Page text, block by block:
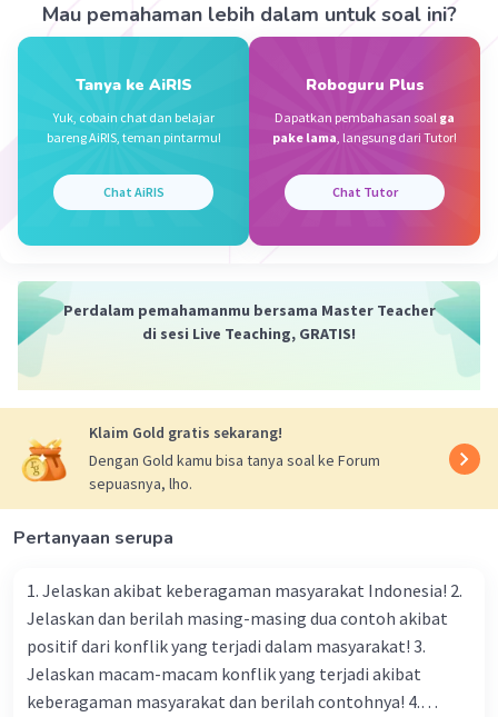
25 Agustus 2024 12:41
makasih udah dijawab😁😁😁
Bunga C Level 76
25 Agustus 2024 14:53
Jawaban terverifikasi
Beri Rating·5.0
Huda
makasih udah dijawab😆
Mau pemahaman lebih dalam untuk soal ini?
Tanya ke AiRIS
Yuk, cobain chat dan belajar
bareng AiRIS, teman pintarmu!
Chat AiRIS
Roboguru Plus
Dapatkan pembahasan soal ga
pake lama, langsung dari Tutor!
Chat Tutor
Perdalam pemahamanmu bersama Master Teacher
di sesi Live Teaching, GRATIS!
Klaim Gold gratis sekarang!
Dengan Gold kamu bisa tanya soal ke Forum
sepuasnya, lho.
Pertanyaan serupa
1. Jelaskan akibat keberagaman masyarakat Indonesia! 2.
Jelaskan dan berilah masing-masing dua contoh akibat
positif dari konflik yang terjadi dalam masyarakat! 3.
Jelaskan macam-macam konflik yang terjadi akibat
keberagaman masyarakat dan berilah contohnya! 4.